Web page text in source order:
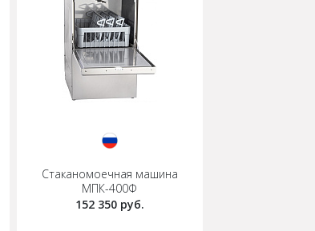
Стаканомоечная машина
МПК-400Ф
152 350 руб.